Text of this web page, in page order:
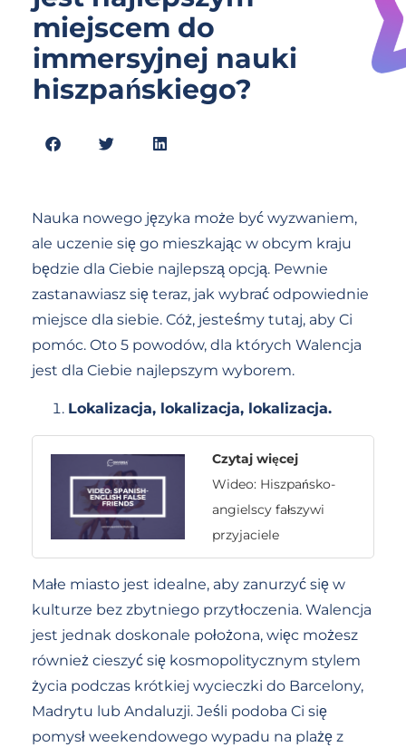
miejscem do
immersyjnej nauki
hiszpańskiego?
Nauka nowego języka może być wyzwaniem,
ale uczenie się go mieszkając w obcym kraju
będzie dla Ciebie najlepszą opcją. Pewnie
zastanawiasz się teraz, jak wybrać odpowiednie
miejsce dla siebie. Cóż, jesteśmy tutaj, aby Ci
pomóc. Oto 5 powodów, dla których Walencja
jest dla Ciebie najlepszym wyborem.
Lokalizacja, lokalizacja, lokalizacja.
Czytaj więcej
Wideo: Hiszpańsko-
angielscy fałszywi
przyjaciele
Małe miasto jest idealne, aby zanurzyć się w
kulturze bez zbytniego przytłoczenia. Walencja
jest jednak doskonale położona, więc możesz
również cieszyć się kosmopolitycznym stylem
życia podczas krótkiej wycieczki do Barcelony,
Madrytu lub Andaluzji. Jeśli podoba Ci się
pomysł weekendowego wypadu na plażę z